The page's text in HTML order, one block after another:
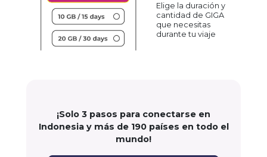
Elige la duración y
cantidad de GIGA
que necesitas
durante tu viaje
¡Solo 3 pasos para conectarse en
Indonesia y más de 190 países en todo el
mundo!